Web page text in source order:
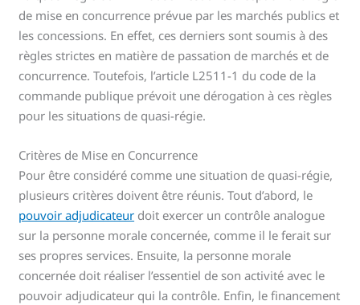
de mise en concurrence prévue par les marchés publics et
les concessions. En effet, ces derniers sont soumis à des
règles strictes en matière de passation de marchés et de
concurrence. Toutefois, l’article L2511-1 du code de la
commande publique prévoit une dérogation à ces règles
pour les situations de quasi-régie.
Critères de Mise en Concurrence
Pour être considéré comme une situation de quasi-régie,
plusieurs critères doivent être réunis. Tout d’abord, le
pouvoir adjudicateur doit exercer un contrôle analogue
sur la personne morale concernée, comme il le ferait sur
ses propres services. Ensuite, la personne morale
concernée doit réaliser l’essentiel de son activité avec le
pouvoir adjudicateur qui la contrôle. Enfin, le financement